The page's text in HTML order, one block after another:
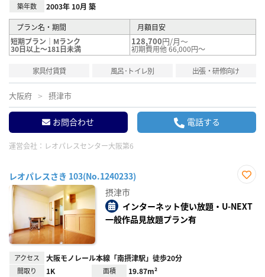
築年数 2003年 10月 築
プラン名・期間
月額目安
短期プラン｜Mランク
30日以上～181日未満
128,700円/月～
初期費用他 66,000円～
家具付賃貸 風呂･トイレ別 出張・研修向け
大阪府 摂津市
お問合わせ 電話する
運営会社： レオパレスセンター大阪第6
レオパレスさき 103(No.1240233)
り登
録
摂津市
インターネット使い放題・U-NEXT
一般作品見放題プラン有
アクセス 大阪モノレール本線「南摂津駅」徒歩20分
間取り 1K 面積 19.87m²